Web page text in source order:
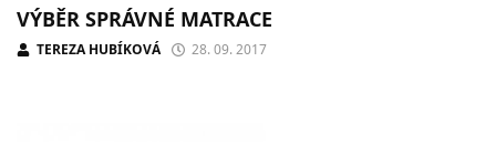
VÝBĚR SPRÁVNÉ MATRACE
TEREZA HUBÍKOVÁ 28. 09. 2017